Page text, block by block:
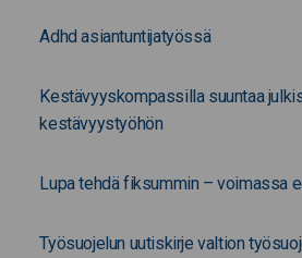
Adhd asiantuntijatyössä
Kestävyyskompassilla suuntaa
kestävyystyöhön
Lupa tehdä fiksummin – voimassa
Työsuojelun uutiskirje valtion